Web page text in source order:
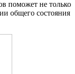
поможет не только
общего состояния